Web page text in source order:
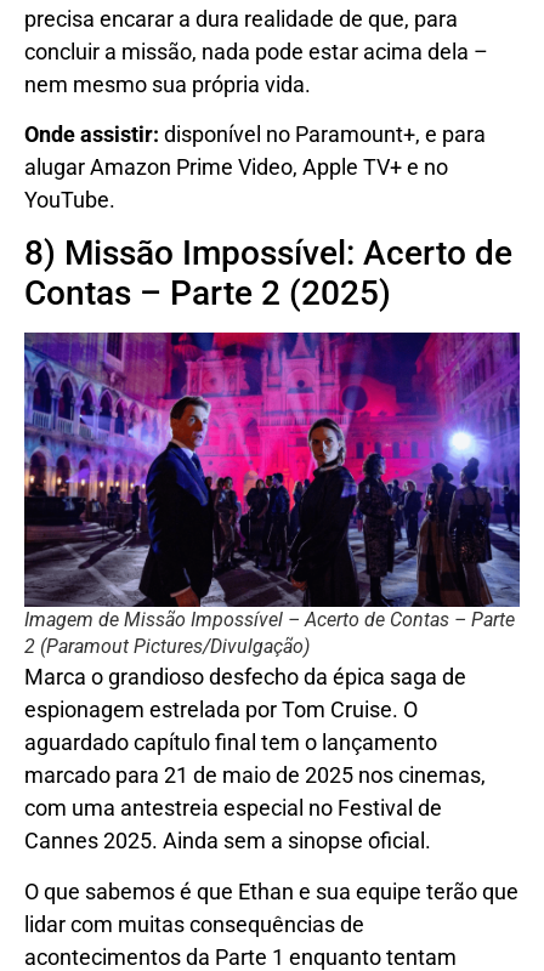
precisa encarar a dura realidade de que, para
concluir a missão, nada pode estar acima dela –
nem mesmo sua própria vida.
Onde assistir: disponível no Paramount+, e para
alugar Amazon Prime Video, Apple TV+ e no
YouTube.
8) Missão Impossível: Acerto de
Contas – Parte 2 (2025)
Imagem de Missão Impossível – Acerto de Contas – Parte
2 (Paramout Pictures/Divulgação)
Marca o grandioso desfecho da épica saga de
espionagem estrelada por Tom Cruise. O
aguardado capítulo final tem o lançamento
marcado para 21 de maio de 2025 nos cinemas,
com uma antestreia especial no Festival de
Cannes 2025. Ainda sem a sinopse oficial.
O que sabemos é que Ethan e sua equipe terão que
lidar com muitas consequências de
acontecimentos da Parte 1 enquanto tentam